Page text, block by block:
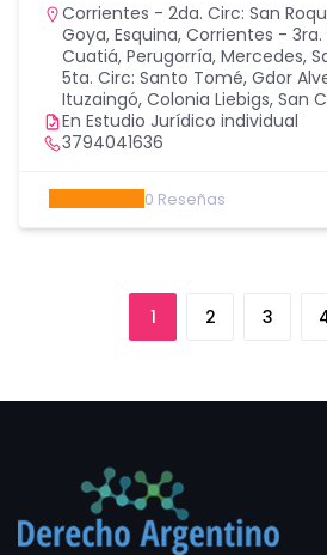
Corrientes - 2da. Circ: San
Goya, Esquina, Corrientes - 3ra.
Cuatiá, Perugorría, Mercedes,
5ta. Circ: Santo Tomé, Gdor
Ituzaingó, Colonia Liebigs, San
En Estudio Jurídico individual
3794041636
0 Reseñas
1 2 3